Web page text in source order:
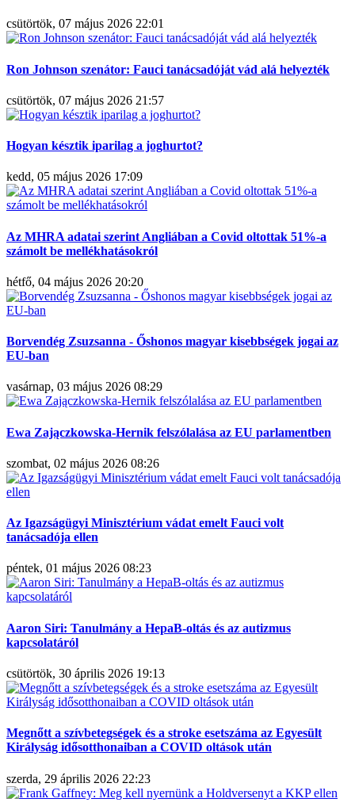
csütörtök, 07 május 2026 22:01
Ron Johnson szenátor: Fauci tanácsadóját vád alá helyezték
csütörtök, 07 május 2026 21:57
Hogyan késztik iparilag a joghurtot?
kedd, 05 május 2026 17:09
Az MHRA adatai szerint Angliában a Covid oltottak 51%-a
számolt be mellékhatásokról
hétfő, 04 május 2026 20:20
Borvendég Zsuzsanna - Őshonos magyar kisebbségek jogai az
EU-ban
vasárnap, 03 május 2026 08:29
Ewa Zajączkowska-Hernik felszólalása az EU parlamentben
szombat, 02 május 2026 08:26
Az Igazságügyi Minisztérium vádat emelt Fauci volt
tanácsadója ellen
péntek, 01 május 2026 08:23
Aaron Siri: Tanulmány a HepaB-oltás és az autizmus
kapcsolatáról
csütörtök, 30 április 2026 19:13
Megnőtt a szívbetegségek és a stroke esetszáma az Egyesült
Királyság idősotthonaiban a COVID oltások után
szerda, 29 április 2026 22:23